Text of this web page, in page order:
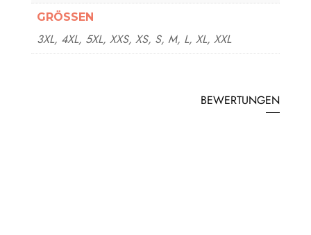
GRÖSSEN
3XL, 4XL, 5XL, XXS, XS, S, M, L, XL, XXL
BEWERTUNGEN